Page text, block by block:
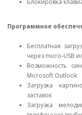
Блокировка
Программное
Бесплатная
через micro-USB
Возможность
Microsoft Outlook
Загрузка
заставок
Загрузка